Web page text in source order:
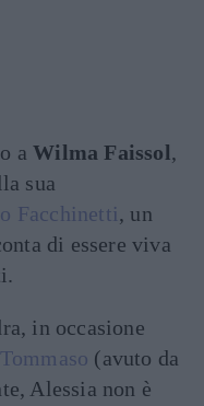
aWilma Faissol,
sua
Facchinetti, un
di essere viva
in occasione
Tommaso (avuto da
Alessia non è